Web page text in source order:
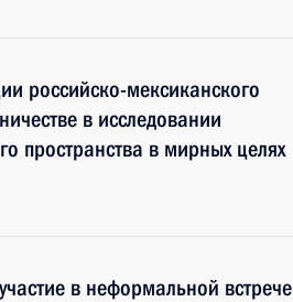
российско-мексиканского
в исследовании
пространства в мирных целях
в неформальной встрече